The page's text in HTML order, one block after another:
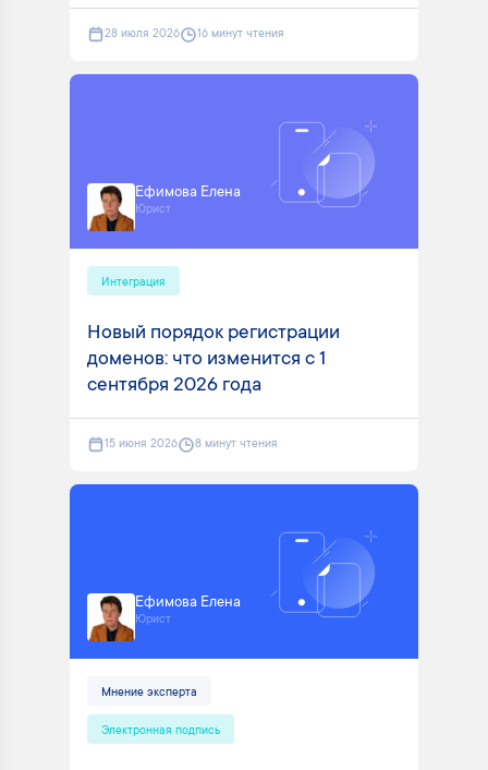
28 июля 2026 16 минут чтения
Ефимова Елена
Юрист
Интеграция
Новый порядок регистрации
доменов: что изменится с 1
сентября 2026 года
15 июня 2026 8 минут чтения
Ефимова Елена
Юрист
Мнение эксперта
Электронная подпись